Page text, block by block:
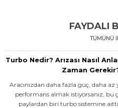
FAYDALI
TÜMÜNÜ
Turbo Nedir? Arızası Nasıl
Zaman
Aracınızdan daha fazla güç, daha az
performans almak istiyorsanız, bu
paylardan biri turbo sistemine